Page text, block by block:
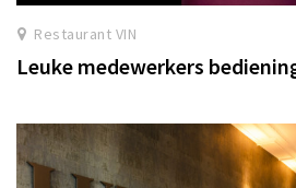
Restaurant VIN
Leuke medewerkers